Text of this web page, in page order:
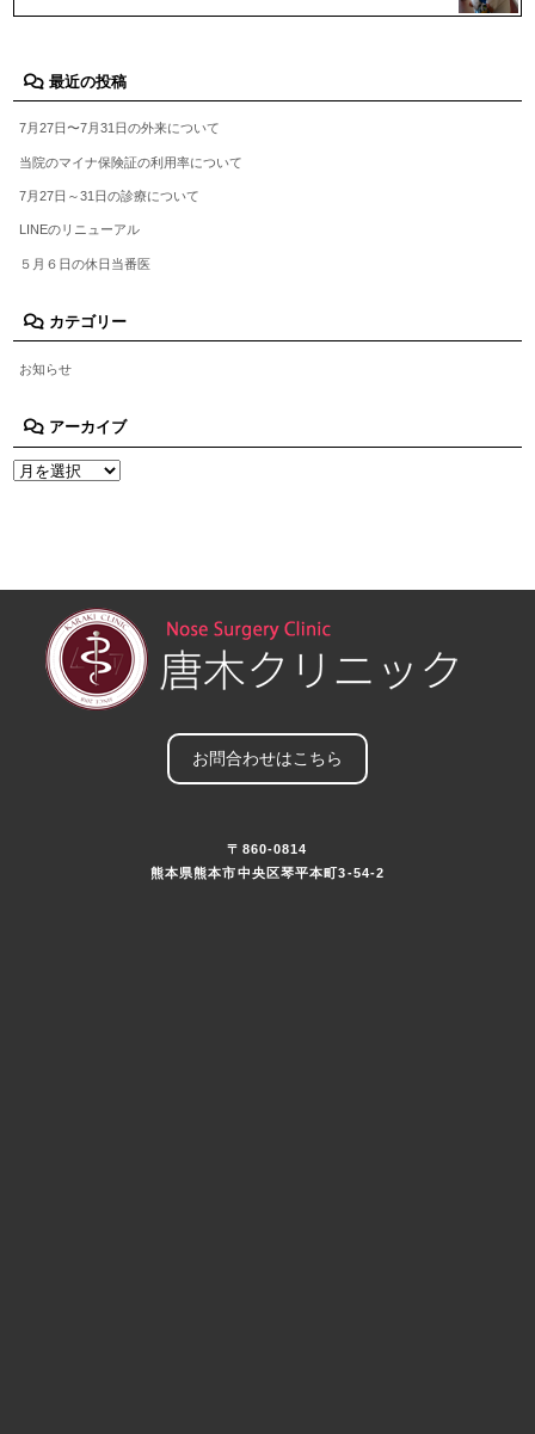
最近の投稿
7月27日〜7月31日の外来について
当院のマイナ保険証の利用率について
7月27日～31日の診療について
LINEのリニューアル
５月６日の休日当番医
カテゴリー
お知らせ
アーカイブ
お問合わせはこちら
〒860-0814
熊本県熊本市中央区琴平本町3-54-2